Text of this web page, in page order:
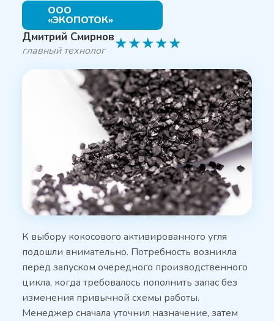
ООО
«ЭКОПОТОК»
Дмитрий Смирнов
главный технолог ★★★★★
К выбору кокосового активированного угля
подошли внимательно. Потребность возникла
перед запуском очередного производственного
цикла, когда требовалось пополнить запас без
изменения привычной схемы работы.
Менеджер сначала уточнил назначение, затем